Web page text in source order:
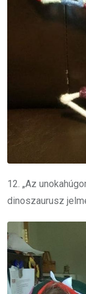
12. „Az
dinoszaurusz